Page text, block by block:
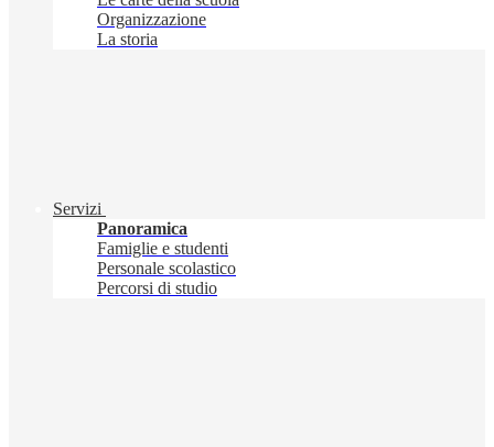
Organizzazione
La storia
Servizi
Panoramica
Famiglie e studenti
Personale scolastico
Percorsi di studio